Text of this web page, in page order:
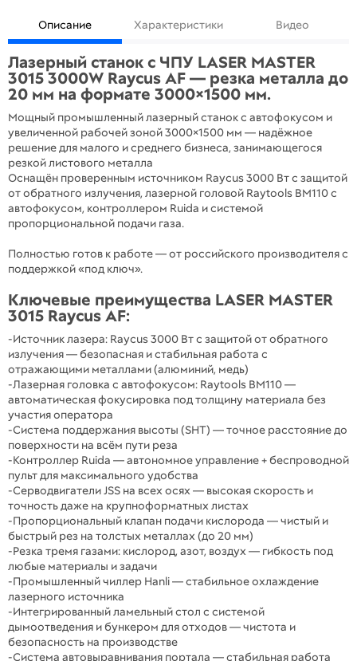
Описание Характеристики Видео
Лазерный станок с ЧПУ LASER MASTER
3015 3000W Raycus AF — резка металла до
20 мм на формате 3000×1500 мм.
Мощный промышленный лазерный станок с автофокусом и
увеличенной рабочей зоной 3000×1500 мм — надёжное
решение для малого и среднего бизнеса, занимающегося
резкой листового металла
Оснащён проверенным источником Raycus 3000 Вт с защитой
от обратного излучения, лазерной головой Raytools BM110 с
автофокусом, контроллером Ruida и системой
пропорциональной подачи газа.
Полностью готов к работе — от российского производителя с
поддержкой «под ключ».
Ключевые преимущества LASER MASTER
3015 Raycus AF:
-Источник лазера: Raycus 3000 Вт с защитой от обратного
излучения — безопасная и стабильная работа с
отражающими металлами (алюминий, медь)
-Лазерная головка с автофокусом: Raytools BM110 —
автоматическая фокусировка под толщину материала без
участия оператора
-Система поддержания высоты (SHT) — точное расстояние до
поверхности на всём пути реза
-Контроллер Ruida — автономное управление + беспроводной
пульт для максимального удобства
-Серводвигатели JSS на всех осях — высокая скорость и
точность даже на крупноформатных листах
-Пропорциональный клапан подачи кислорода — чистый и
быстрый рез на толстых металлах (до 20 мм)
-Резка тремя газами: кислород, азот, воздух — гибкость под
любые материалы и задачи
-Промышленный чиллер Hanli — стабильное охлаждение
лазерного источника
-Интегрированный ламельный стол с системой
дымоотведения и бункером для отходов — чистота и
безопасность на производстве
-Система автовыравнивания портала — стабильная работа